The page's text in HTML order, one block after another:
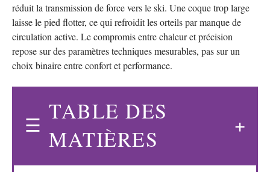
réduit la transmission de force vers le ski. Une coque trop large
laisse le pied flotter, ce qui refroidit les orteils par manque de
circulation active. Le compromis entre chaleur et précision
repose sur des paramètres techniques mesurables, pas sur un
choix binaire entre confort et performance.
TABLE DES
MATIÈRES